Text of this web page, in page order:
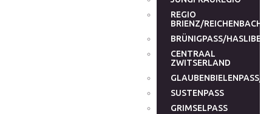
REGIO
BRIENZ/
BRÜNIGPASS/HASLIBERG
CENTRAAL
ZWITSERLAND
GLAUBENBIELENPASS/
SUSTENPASS
GRIMSELPASS